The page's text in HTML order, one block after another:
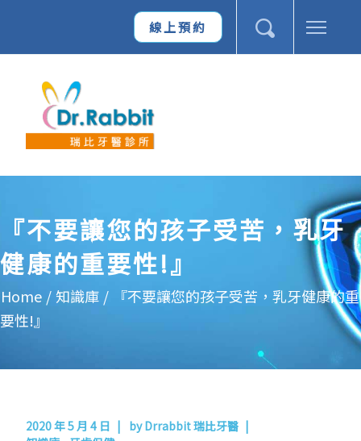
線上預約
『不要讓您的孩子受苦，乳牙
健康的重要性!』
Home / 知識庫 /
『不要讓您的孩子受苦，乳牙健康的重
要性!』
2020 年 5 月 4 日 byDrrabbit 瑞比牙醫